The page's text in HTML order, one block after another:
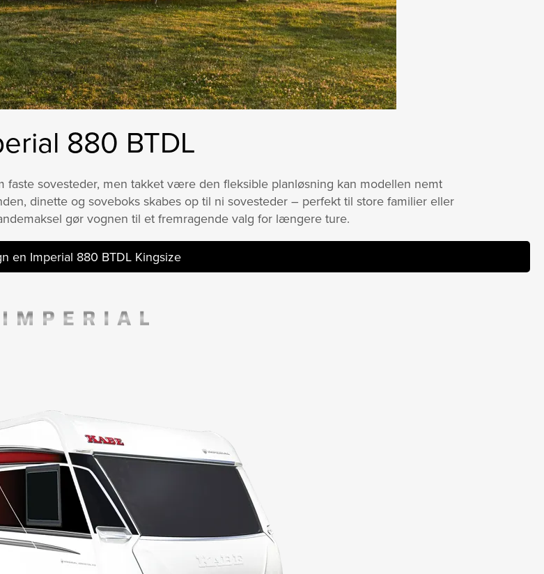
880 BTDL
faste sovesteder, men takket være den fleksible planløsning kan modellen nemt
dinette og soveboks skabes op til ni sovesteder – perfekt til store familier eller
gør vognen til et fremragende valg for længere ture.
en Imperial 880 BTDL Kingsize